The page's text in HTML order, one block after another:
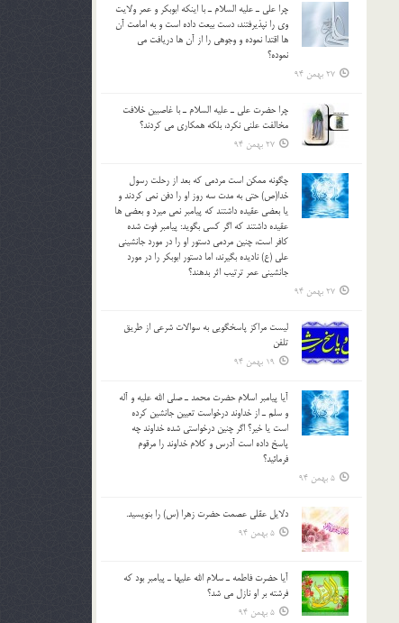
چرا علي ـ عليه السلام ـ با اينكه ابوبكر و عمر ولايت
وي را نپذيرفتند، دست بيعت داده است و به امامت آن
ها اقتدا نموده و وجوهي را از آن ها دريافت مي
نموده؟
27 بهمن 94
چرا حضرت علي ـ عليه السلام ـ با غاصبين خلافت
مخالفت علني نکرد، بلكه همكاري مي کردند؟
27 بهمن 94
چگونه ممكن است مردمي كه بعد از رحلت رسول
خدا(ص) حتی به مدت سه روز او را دفن نمي كردند و
یا بعضي عقيده داشتند كه پيامبر نمي ميرد و بعضي ها
عقيده داشتند كه اگر كسي بگويد: پيامبر فوت شده
كافر است، چنین مردمی دستور او را در مورد جانشيني
علي (ع) ناديده بگيرند، اما دستور ابوبكر را در مورد
جانشيني عمر ترتیب اثر بدهند؟
27 بهمن 94
لیست مراکز پاسخگویی به سوالات شرعی از طریق
تلفن
19 بهمن 94
آيا پيامبر اسلام حضرت محمد ـ صلي الله عليه و آله
و سلم ـ از خداوند درخواست تعيين جانشين کرده
است يا خير؟ اگر چنين درخواستي شده خداوند چه
پاسخ داده است آدرس و کلام خداوند را مرقوم
فرمائيد؟
5 بهمن 94
دلايل عقلي عصمت حضرت زهرا (س) را بنويسيد.
5 بهمن 94
آيا حضرت فاطمه ـ سلام الله عليها ـ پيامبر بود كه
فرشته بر او نازل مي شد؟
5 بهمن 94